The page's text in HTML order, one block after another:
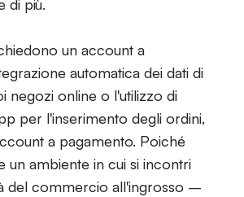
di più.
un account a
automatica dei dati di
negozi online o l'utilizzo di
per l'inserimento degli ordini,
a pagamento. Poiché
un ambiente in cui si incontri
del commercio all'ingrosso –